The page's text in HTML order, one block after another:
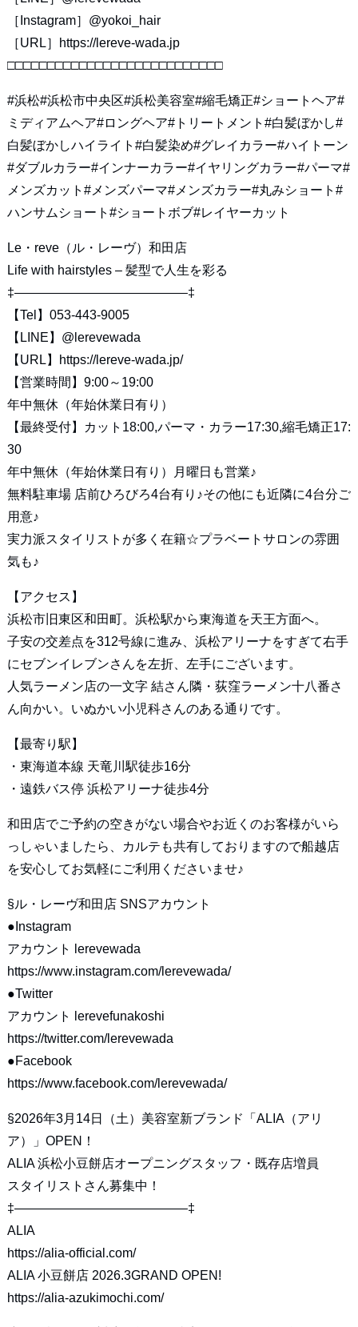
［Instagram］@yokoi_hair
［URL］https://lereve-wada.jp
□□□□□□□□□□□□□□□□□□□□□□□□□□□
#浜松#浜松市中央区#浜松美容室#縮毛矯正#ショートヘア#
ミディアムヘア#ロングヘア#トリートメント#白髪ぼかし#
白髪ぼかしハイライト#白髪染め#グレイカラー#ハイトーン
#ダブルカラー#インナーカラー#イヤリングカラー#パーマ#
メンズカット#メンズパーマ#メンズカラー#丸みショート#
ハンサムショート#ショートボブ#レイヤーカット
Le・reve（ル・レーヴ）和田店
Life with hairstyles – 髪型で人生を彩る
‡—————————————–‡
【Tel】053-443-9005
【LINE】 @lerevewada
【URL】
https://lereve-wada.jp/
【営業時間】9:00～19:00
年中無休（年始休業日有り）
【最終受付】カット18:00,パーマ・カラー17:30,縮毛矯正17:
30
年中無休（年始休業日有り）月曜日も営業♪
無料駐車場 店前ひろびろ4台有り♪その他にも近隣に4台分ご
用意♪
実力派スタイリストが多く在籍☆プラベートサロンの雰囲
気も♪
【アクセス】
浜松市旧東区和田町。浜松駅から東海道を天王方面へ。
子安の交差点を312号線に進み、浜松アリーナをすぎて右手
にセブンイレブンさんを左折、左手にございます。
人気ラーメン店の一文字 結さん隣・荻窪ラーメン十八番さ
ん向かい。いぬかい小児科さんのある通りです。
【最寄り駅】
・東海道本線 天竜川駅徒歩16分
・遠鉄バス停 浜松アリーナ徒歩4分
和田店でご予約の空きがない場合やお近くのお客様がいら
っしゃいましたら、カルテも共有しておりますので船越店
を安心してお気軽にご利用くださいませ♪
§ル・レーヴ和田店 SNSアカウント
●Instagram
アカウント lerevewada
https://www.instagram.com/lerevewada/
●Twitter
アカウント lerevefunakoshi
https://twitter.com/lerevewada
●Facebook
https://www.facebook.com/lerevewada/
§2026年3月14日（土）美容室新ブランド「ALIA（アリ
ア）」OPEN！
ALIA 浜松小豆餅店オープニングスタッフ・既存店増員
スタイリストさん募集中！
‡—————————————–‡
ALIA
https://alia-official.com/
ALIA 小豆餅店 2026.3GRAND OPEN!
https://alia-azukimochi.com/